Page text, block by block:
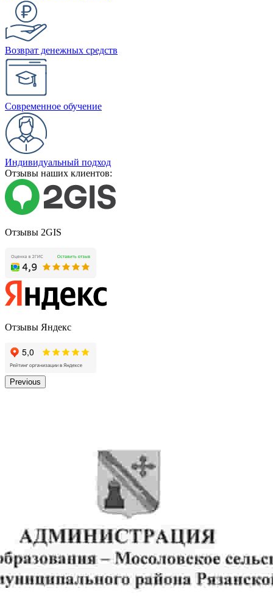
Возврат денежных средств
Современное обучение
Индивидуальный подход
Отзывы наших клиентов:
Отзывы 2GIS
Отзывы Яндекс
Previous